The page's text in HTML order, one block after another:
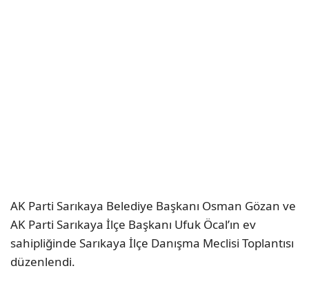
AK Parti Sarıkaya Belediye Başkanı Osman Gözan ve
AK Parti Sarıkaya İlçe Başkanı Ufuk Öcal’ın ev
sahipliğinde Sarıkaya İlçe Danışma Meclisi Toplantısı
düzenlendi.